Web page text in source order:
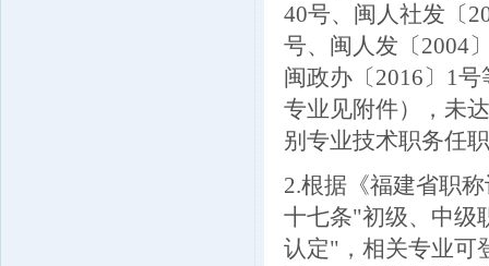
40号、闽人社发〔
号、闽人发〔2004
闽政办〔2016〕1
专业见附件），未
别专业技术职务
2.根据《福建省职
十七条"初级、中级
认定"，相关专业可